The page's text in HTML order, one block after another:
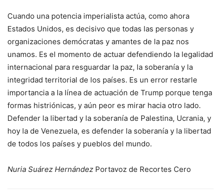
Cuando una potencia imperialista actúa, como ahora
Estados Unidos, es decisivo que todas las personas y
organizaciones demócratas y amantes de la paz nos
unamos. Es el momento de actuar defendiendo la legalidad
internacional para resguardar la paz, la soberanía y la
integridad territorial de los países. Es un error restarle
importancia a la línea de actuación de Trump porque tenga
formas histriónicas, y aún peor es mirar hacia otro lado.
Defender la libertad y la soberanía de Palestina, Ucrania, y
hoy la de Venezuela, es defender la soberanía y la libertad
de todos los países y pueblos del mundo.
Nuria Suárez Hernández Portavoz de Recortes Cero